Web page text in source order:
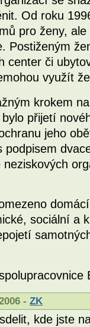
Od roku
pro ženy,
Postiženým
center či
využít
krokem
přijetí
jeho
podpisem
neziskových
sociální a
- ZK
kde jste